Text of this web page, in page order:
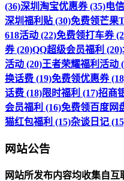
(36)深圳淘宝优惠券 (35)电
深圳福利贴 (30)免费领芒果
618活动 (22)免费领打车券
券 (20)QQ超级会员福利 (20)
活动 (20)王者荣耀福利活动
换话费 (19)免费领优惠券
话费 (18)限时福利 (17)招商
会员福利 (16)免费领百度网
猫红包福利 (15)杂谈日记
网站公告
网站所发布内容均收集自